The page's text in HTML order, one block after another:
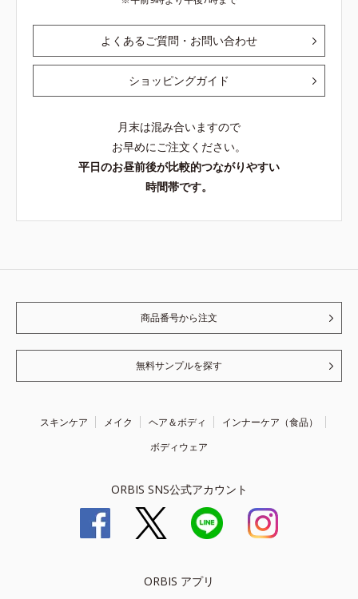
よくあるご質問・お問い合わせ
ショッピングガイド
月末は混み合いますので
お早めにご注文ください。
平日のお昼前後が比較的つながりやすい
時間帯です。
商品番号から注文
無料サンプルを探す
スキンケア メイク ヘア＆ボディ
インナーケア（食品）
ボディウェア
ORBIS SNS公式アカウント
ORBIS アプリ